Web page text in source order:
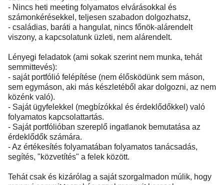
- Nincs heti meeting folyamatos elvárásokkal és
számonkérésekkel, teljesen szabadon dolgozhatsz,
- családias, baráti a hangulat, nincs főnök-alárendelt
viszony, a kapcsolatunk üzleti, nem alárendelt.
Lényegi feladatok (ami sokak szerint nem munka, tehát
semmittevés):
- saját portfólió felépítése (nem élősködünk sem máson,
sem egymáson, aki más készletéből akar dolgozni, az nem
közénk való).
- Saját ügyfelekkel (megbízókkal és érdeklődőkkel) való
folyamatos kapcsolattartás.
- Saját portfólióban szereplő ingatlanok bemutatása az
érdeklődők számára.
- Az értékesítés folyamatában folyamatos tanácsadás,
segítés, "közvetítés" a felek között.
Tehát csak és kizárólag a saját szorgalmadon múlik, hogy